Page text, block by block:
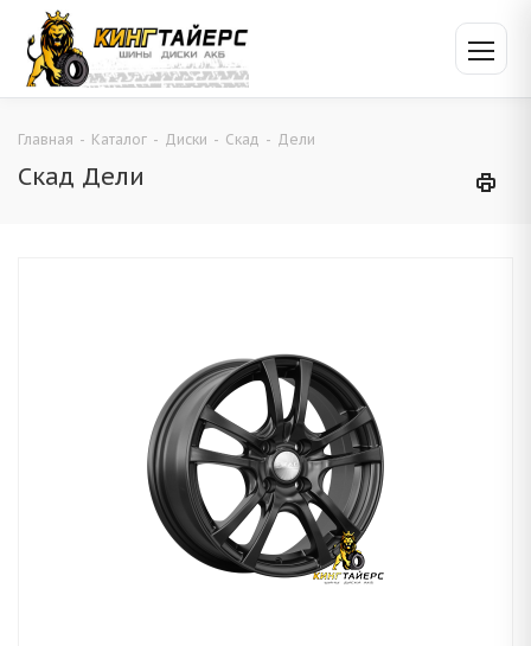
Главная - Каталог - Диски - Скад - Дели
Скад Дели